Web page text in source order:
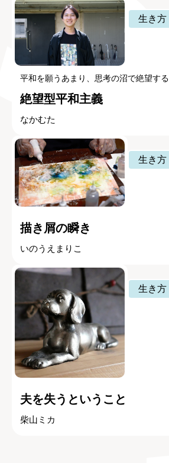
生き方
平和を願うあまり、思考の沼で絶望する
絶望型平和主義
なかむた
生き方
描き屑の瞬き
いのうえまりこ
生き方
夫を失うということ
柴山ミカ